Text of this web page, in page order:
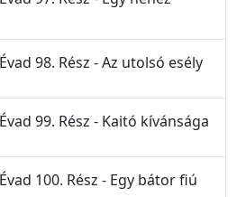
98. Rész - Az utolsó esély
99. Rész - Kaitó kívánsága
100. Rész - Egy bátor fiú